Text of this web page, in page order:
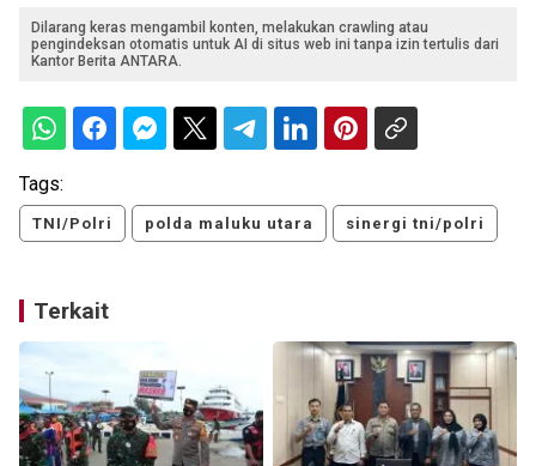
Dilarang keras mengambil konten, melakukan crawling atau
pengindeksan otomatis untuk AI di situs web ini tanpa izin tertulis dari
Kantor Berita ANTARA.
Tags:
TNI/Polri polda maluku utara sinergi tni/polri
Terkait